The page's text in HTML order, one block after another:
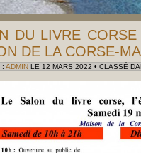
DU LIVRE
DE LA CORSE-
: ADMIN LE 12 MARS 2022 • CLASSÉ